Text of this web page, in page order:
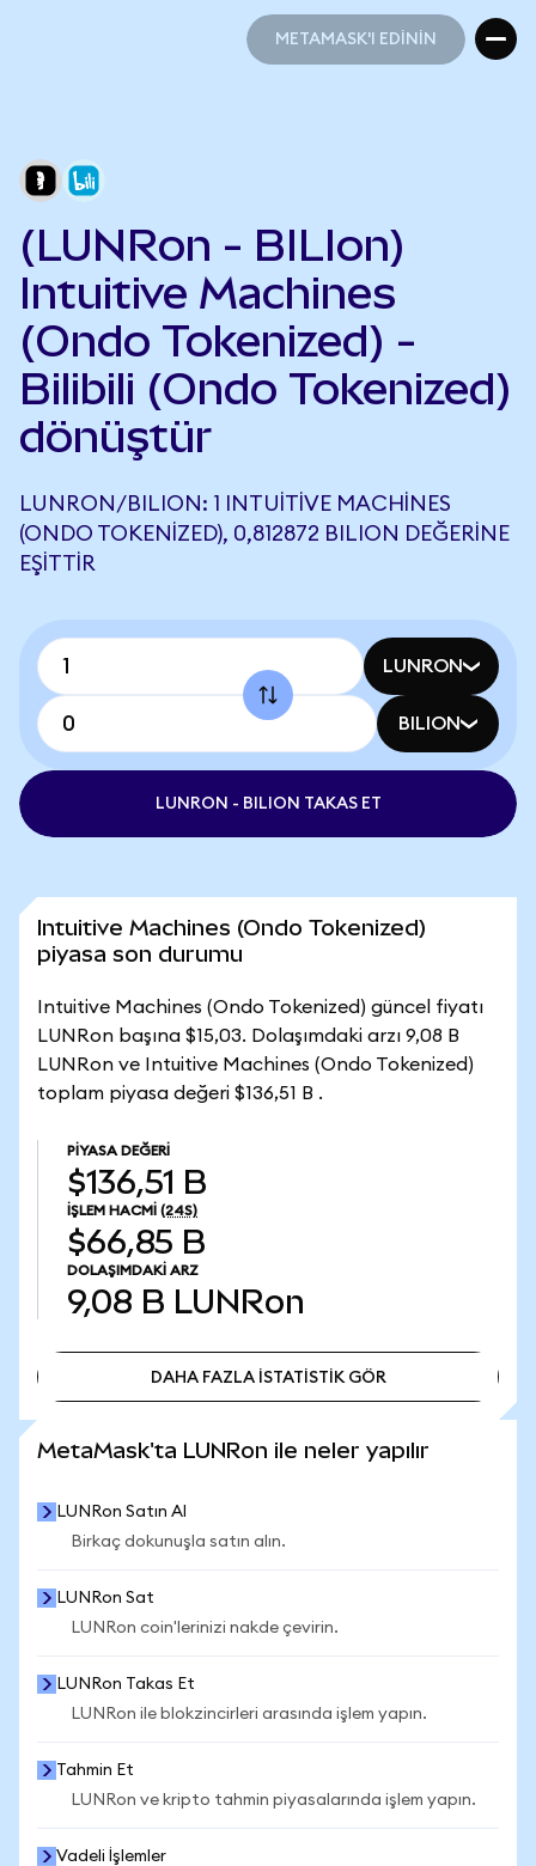
METAMASK'I EDİNİN
(LUNRon - BILIon)
Intuitive Machines
(Ondo Tokenized) -
Bilibili (Ondo Tokenized)
dönüştür
LUNRON/BILION: 1 INTUITIVE MACHINES
(ONDO TOKENIZED), 0,812872 BILION DEĞERINE
EŞITTIR
LUNRON
BILION
LUNRON - BILION TAKAS ET
Intuitive Machines (Ondo Tokenized)
piyasa son durumu
Intuitive Machines (Ondo Tokenized) güncel fiyatı
LUNRon başına $15,03. Dolaşımdaki arzı 9,08 B
LUNRon ve Intuitive Machines (Ondo Tokenized)
toplam piyasa değeri $136,51 B .
PIYASA DEĞERI
$136,51 B
İŞLEM HACMI (24S)
$66,85 B
DOLAŞIMDAKI ARZ
9,08 B LUNRon
DAHA FAZLA İSTATİSTİK GÖR
MetaMask'ta LUNRon ile neler yapılır
LUNRon Satın Al
Birkaç dokunuşla satın alın.
LUNRon Sat
LUNRon coin'lerinizi nakde çevirin.
LUNRon Takas Et
LUNRon ile blokzincirleri arasında işlem yapın.
Tahmin Et
LUNRon ve kripto tahmin piyasalarında işlem yapın.
Vadeli İşlemler